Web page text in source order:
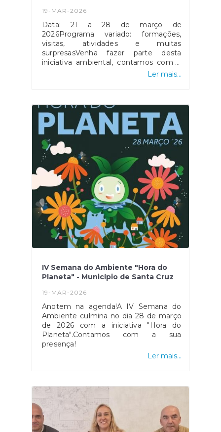
19-MAR-2026
Data: 21 a 28 de março de
2026Programa variado: formações,
visitas, atividades e muitas
surpresasVenha fazer parte desta
iniciativa ambiental, contamos com a
Ler mais...
IV Semana do Ambiente "Hora do
Planeta" - Município de Santa Cruz
19-MAR-2026
Anotem na agenda!A IV Semana do
Ambiente culmina no dia 28 de março
de 2026 com a iniciativa "Hora do
Planeta".Contamos com a sua
presença!
Ler mais...